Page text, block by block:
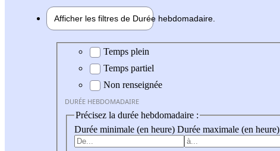
Afficher les filtres de Durée hebdomadaire
Durée hebdomadaire
Temps plein
Temps partiel
Non renseignée
DURÉE HEBDOMADAIRE
Précisez la durée hebdomadaire :
Durée minimale (en heure) Durée maximale (en heure)